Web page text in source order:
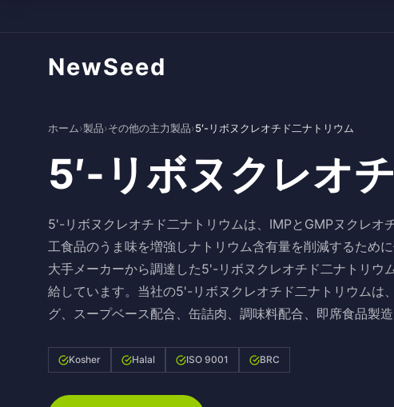
NewSeed
ホーム›製品›その他の主力製品›5′-リボヌクレオチド二ナトリウム
5′-リボヌクレオ
5'-リボヌクレオチド二ナトリウムは、IMPとGMPヌクレオ
工食品のうま味を増強しナトリウム含有量を削減するため
大手メーカーから調達した5'-リボヌクレオチド二ナトリウ
給しています。当社の5'-リボヌクレオチド二ナトリウムは
グ、スープベース配合、缶詰肉、調味料配合、即席食品製
Kosher Halal ISO 9001 BRC